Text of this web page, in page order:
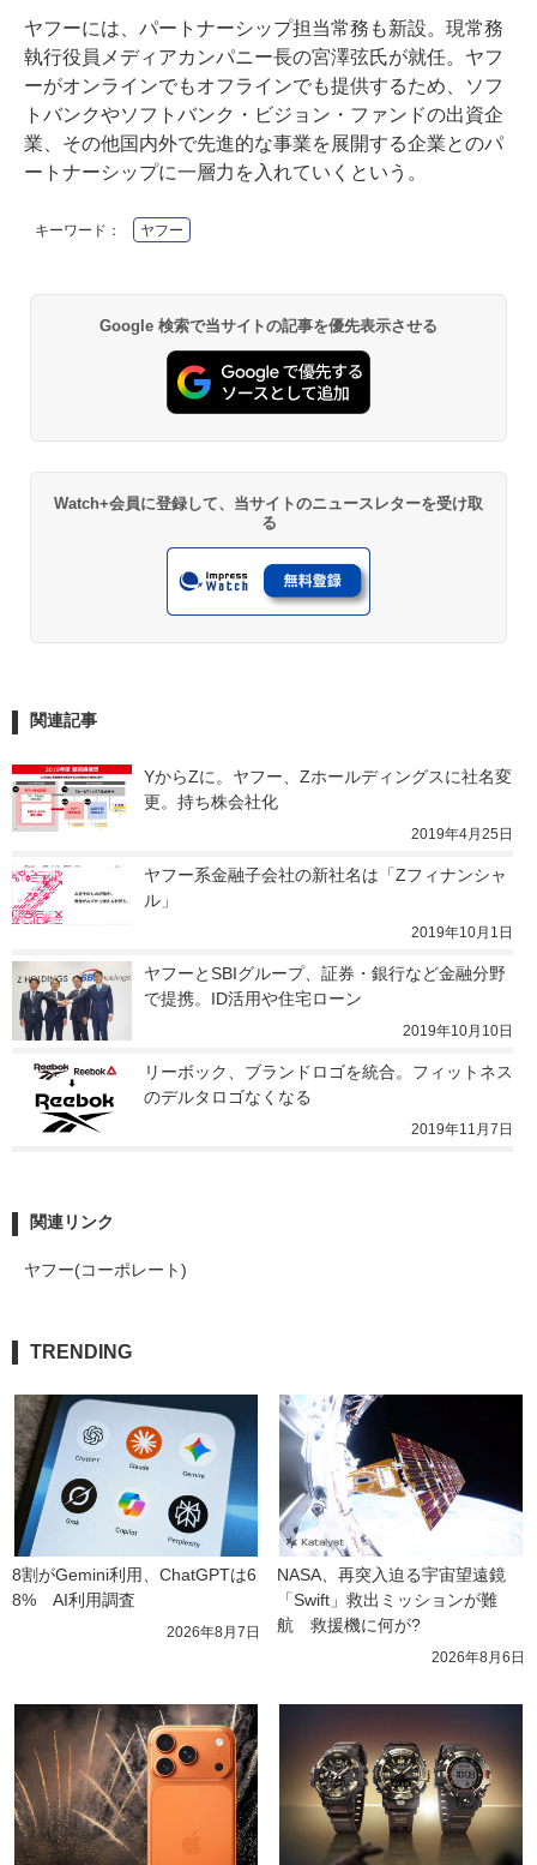
ヤフーには、パートナーシップ担当常務も新設。現常務
執行役員メディアカンパニー長の宮澤弦氏が就任。ヤフ
ーがオンラインでもオフラインでも提供するため、ソフ
トバンクやソフトバンク・ビジョン・ファンドの出資企
業、その他国内外で先進的な事業を展開する企業とのパ
ートナーシップに一層力を入れていくという。
キーワード： ヤフー
Google 検索で当サイトの記事を優先表示させる
Watch+会員に登録して、当サイトのニュースレターを受け取
る
関連記事
YからZに。ヤフー、Zホールディングスに社名変
更。持ち株会社化
2019年4月25日
ヤフー系金融子会社の新社名は「Zフィナンシャ
ル」
2019年10月1日
ヤフーとSBIグループ、証券・銀行など金融分野
で提携。ID活用や住宅ローン
2019年10月10日
リーボック、ブランドロゴを統合。フィットネス
のデルタロゴなくなる
2019年11月7日
関連リンク
ヤフー(コーポレート)
TRENDING
8割がGemini利用、ChatGPTは6
8%　AI利用調査
2026年8月7日
NASA、再突入迫る宇宙望遠鏡
「Swift」救出ミッションが難
航　救援機に何が?
2026年8月6日